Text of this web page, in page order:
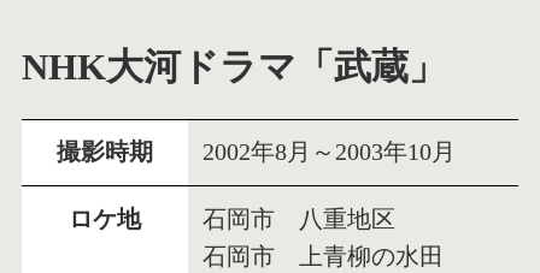
NHK大河ドラマ「武蔵」
撮影時期 2002年8月～2003年10月
ロケ地
石岡市 八重地区
石岡市 上青柳の水田